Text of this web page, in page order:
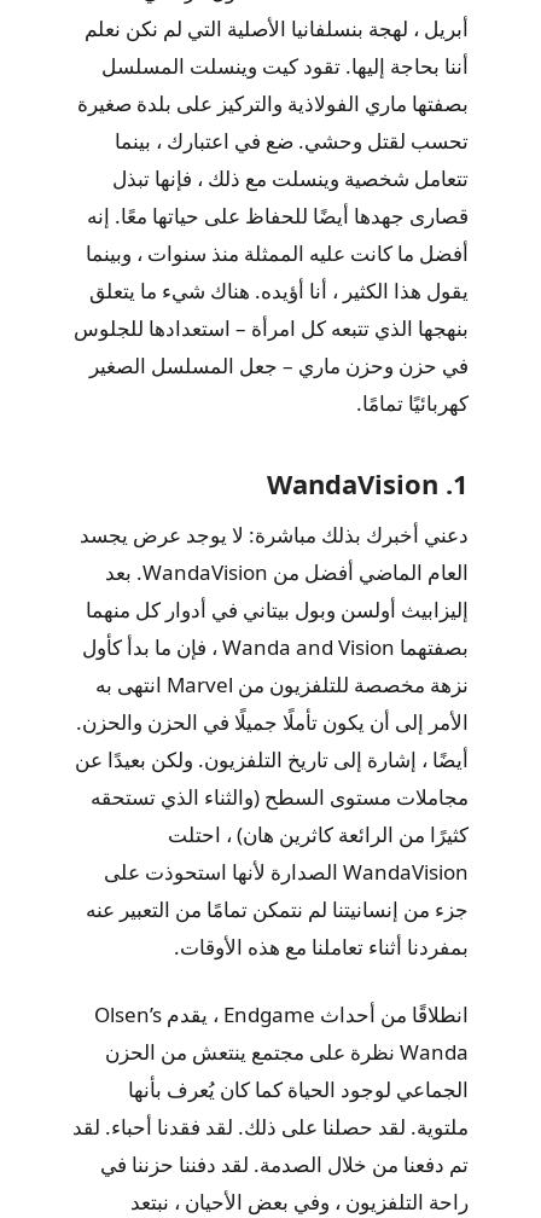
أبريل ، لهجة بنسلفانيا الأصلية التي لم نكن نعلم
أننا بحاجة إليها. تقود كيت وينسلت المسلسل
بصفتها ماري الفولاذية والتركيز على بلدة صغيرة
تحسب لقتل وحشي. ضع في اعتبارك ، بينما
تتعامل شخصية وينسلت مع ذلك ، فإنها تبذل
قصارى جهدها أيضًا للحفاظ على حياتها معًا. إنه
أفضل ما كانت عليه الممثلة منذ سنوات ، وبينما
يقول هذا الكثير ، أنا أؤيده. هناك شيء ما يتعلق
بنهجها الذي تتبعه كل امرأة – استعدادها للجلوس
في حزن وحزن ماري – جعل المسلسل الصغير
كهربائيًا تمامًا.
1. WandaVision
دعني أخبرك بذلك مباشرة: لا يوجد عرض يجسد
العام الماضي أفضل من WandaVision. بعد
إليزابيث أولسن وبول بيتاني في أدوار كل منهما
بصفتهما Wanda and Vision ، فإن ما بدأ كأول
نزهة مخصصة للتلفزيون من Marvel انتهى به
الأمر إلى أن يكون تأملًا جميلًا في الحزن والحزن.
أيضًا ، إشارة إلى تاريخ التلفزيون. ولكن بعيدًا عن
مجاملات مستوى السطح (والثناء الذي تستحقه
كثيرًا من الرائعة كاثرين هان) ، احتلت
WandaVision الصدارة لأنها استحوذت على
جزء من إنسانيتنا لم نتمكن تمامًا من التعبير عنه
بمفردنا أثناء تعاملنا مع هذه الأوقات.
انطلاقًا من أحداث Endgame ، يقدم Olsen’s
Wanda نظرة على مجتمع ينتعش من الحزن
الجماعي لوجود الحياة كما كان يُعرف بأنها
ملتوية. لقد حصلنا على ذلك. لقد فقدنا أحباء. لقد
تم دفعنا من خلال الصدمة. لقد دفننا حزننا في
راحة التلفزيون ، وفي بعض الأحيان ، نبتعد